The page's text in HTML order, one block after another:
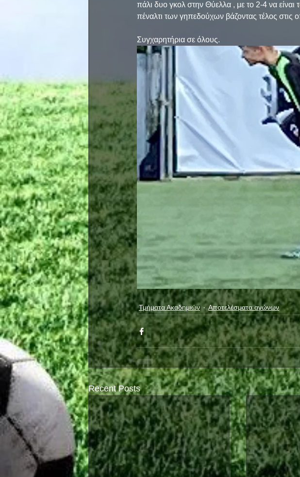
πάλι δυο γκολ στην Θύελλα , με το 2-4 να
πέναλτι των γηπεδούχων βάζοντας τέλος στις
Συγχαρητήρια σε όλους.
Τμήματα Ακαδημιών Αποτελέσματα αγώνων
Recent Posts